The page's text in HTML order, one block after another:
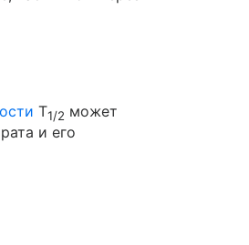
Т1/2 может
и его